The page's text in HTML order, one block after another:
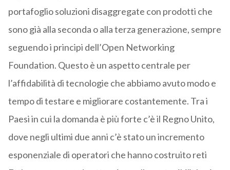
portafoglio soluzioni disaggregate con prodotti che
sono già alla seconda o alla terza generazione, sempre
seguendo i principi dell’Open Networking
Foundation. Questo è un aspetto centrale per
l’affidabilità di tecnologie che abbiamo avuto modo e
tempo di testare e migliorare costantemente. Tra i
Paesi in cui la domanda è più forte c’è il Regno Unito,
dove negli ultimi due anni c’è stato un incremento
esponenziale di operatori che hanno costruito reti